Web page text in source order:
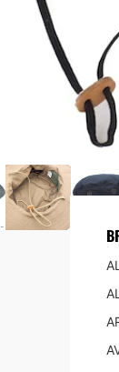
アイウ
エルボ
グローブ
イヤー
ガンア
ホルス
ピスト
バック
防水/
食器カ